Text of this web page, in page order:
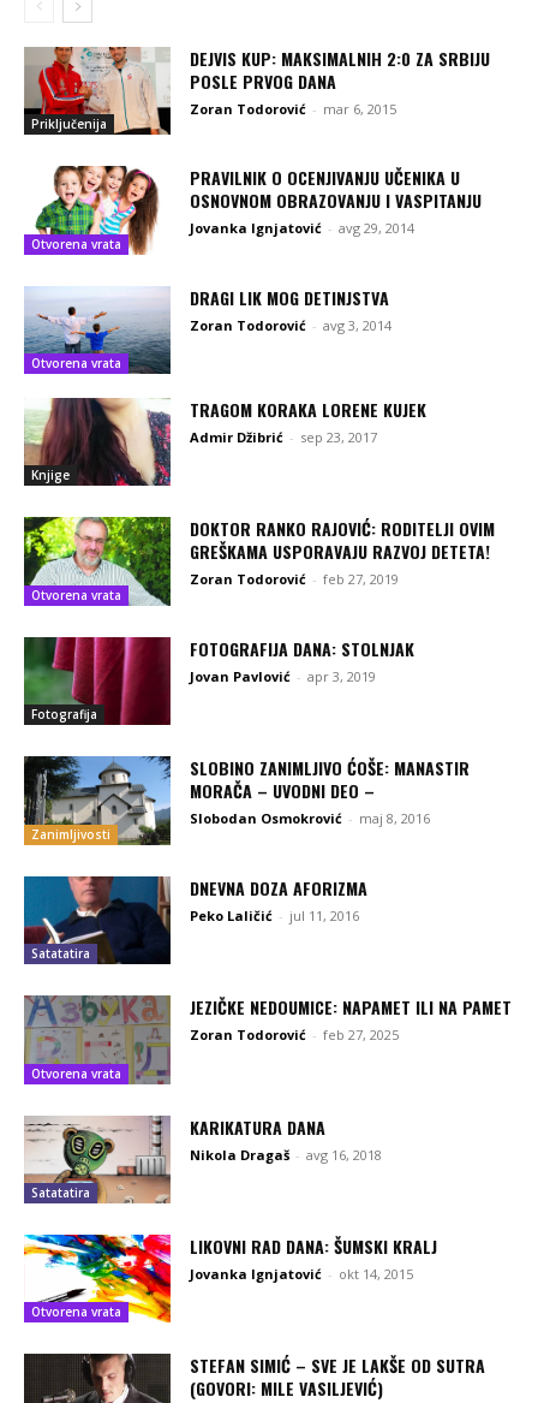
Priključenija
DEJVIS KUP: MAKSIMALNIH 2:0 ZA SRBIJU
POSLE PRVOG DANA
Zoran Todorović - mar 6, 2015
Otvorena vrata
PRAVILNIK O OCENJIVANJU UČENIKA U
OSNOVNOM OBRAZOVANJU I VASPITANJU
Jovanka Ignjatović - avg 29, 2014
Otvorena vrata
DRAGI LIK MOG DETINJSTVA
Zoran Todorović - avg 3, 2014
Knjige
TRAGOM KORAKA LORENE KUJEK
Admir Džibrić - sep 23, 2017
Otvorena vrata
DOKTOR RANKO RAJOVIĆ: RODITELJI OVIM
GREŠKAMA USPORAVAJU RAZVOJ DETETA!
Zoran Todorović - feb 27, 2019
Fotografija
FOTOGRAFIJA DANA: STOLNJAK
Jovan Pavlović - apr 3, 2019
Zanimljivosti
SLOBINO ZANIMLJIVO ĆOŠE: MANASTIR
MORAČA – UVODNI DEO –
Slobodan Osmokrović - maj 8, 2016
Satatatira
DNEVNA DOZA AFORIZMA
Peko Laličić - jul 11, 2016
Otvorena vrata
JEZIČKE NEDOUMICE: NAPAMET ILI NA PAMET
Zoran Todorović - feb 27, 2025
Satatatira
KARIKATURA DANA
Nikola Dragaš - avg 16, 2018
Otvorena vrata
LIKOVNI RAD DANA: ŠUMSKI KRALJ
Jovanka Ignjatović - okt 14, 2015
STEFAN SIMIĆ – SVE JE LAKŠE OD SUTRA
(GOVORI: MILE VASILJEVIĆ)